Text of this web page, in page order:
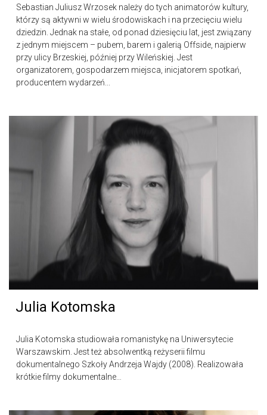
Sebastian Juliusz Wrzosek należy do tych animatorów kultury,
którzy są aktywni w wielu środowiskach i na przecięciu wielu
dziedzin. Jednak na stałe, od ponad dziesięciu lat, jest związany
z jednym miejscem – pubem, barem i galerią Offside, najpierw
przy ulicy Brzeskiej, później przy Wileńskiej. Jest
organizatorem, gospodarzem miejsca, inicjatorem spotkań,
producentem wydarzeń...
Julia Kotomska
Julia Kotomska studiowała romanistykę na Uniwersytecie
Warszawskim. Jest też absolwentką reżyserii filmu
dokumentalnego Szkoły Andrzeja Wajdy (2008). Realizowała
krótkie filmy dokumentalne…